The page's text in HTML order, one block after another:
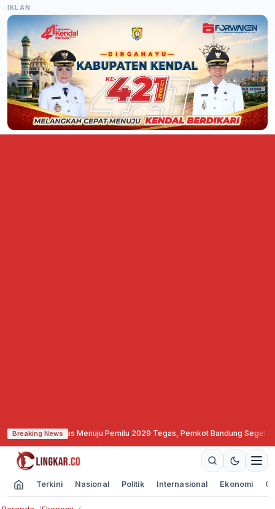
IKLAN
Breaking News
Menuju Pemilu 2029·Tegas, Pemkot Bandung Segel dan Bekukan Izin
Terkini Nasional Politik Internasional Ekonomi